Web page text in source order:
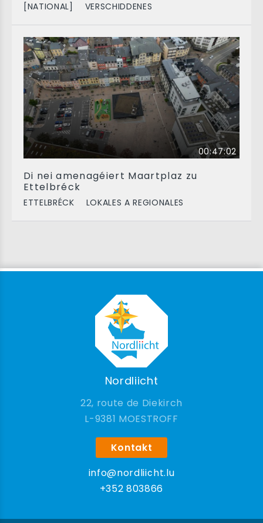
[NATIONAL] VERSCHIDDENES
00:47:02
Di nei amenagéiert Maartplaz zu
Ettelbréck
ETTELBRÉCK LOKALES A REGIONALES
Nordliicht
22, route de Diekirch
9381 MOESTROFF
Kontakt
info@nordliicht.lu
+352 803866